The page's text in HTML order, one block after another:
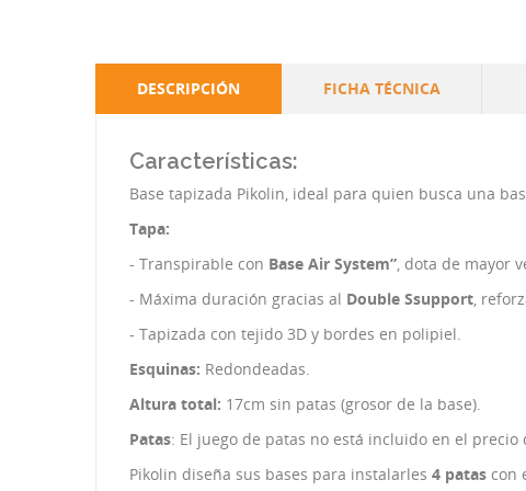
DESCRIPCIÓN FICHA TÉCNICA
Características:
Base tapizada Pikolin, ideal para quien busca una
Tapa:
- Transpirable con Base Air System”, dota de mayor
- Máxima duración gracias al Double Ssupport,
- Tapizada con tejido 3D y bordes en polipiel.
Esquinas: Redondeadas.
Altura total: 17cm sin patas (grosor de la base).
Patas: El juego de patas no está incluido en el
Pikolin diseña sus bases para instalarles 4 patas con